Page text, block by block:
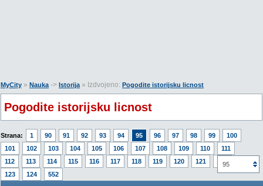
MyCity » Nauka-> Istorija» Izdvojeno: Pogodite istorijsku licnost
Pogodite istorijsku licnost
Strana: 1 90 91 92 93 94 95 96 97 98 99
100
101
102 103 104 105 106 107 108 109 110
111
112
113 114 115 116 117 118 119 120 121
122
123
124 552
95